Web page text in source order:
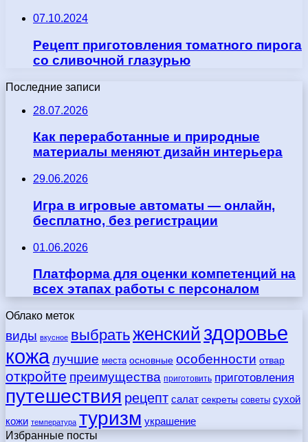
07.10.2024
Рецепт приготовления томатного пирога
со сливочной глазурью
Последние записи
28.07.2026
Как переработанные и природные
материалы меняют дизайн интерьера
29.06.2026
Игра в игровые автоматы — онлайн,
бесплатно, без регистрации
01.06.2026
Платформа для оценки компетенций на
всех этапах работы с персоналом
Облако меток
виды вкусное выбратьженский здоровье
кожалучшие места основные особенности отвар
откройте преимущества приготовить приготовления
путешествия рецепт салат секреты советы сухой
кожи температура туризм украшение
Избранные посты